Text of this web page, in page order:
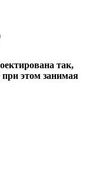
так,
этом занимая